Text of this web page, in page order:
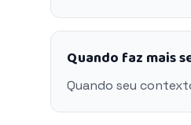
Quando faz mais
Quando seu